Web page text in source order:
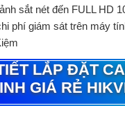
sắt nét đến FULL HD
phí giám sát trên máy
LẮP ĐẶT
GIÁ RẺ